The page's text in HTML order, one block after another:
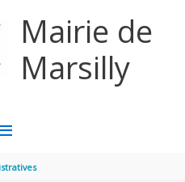
Mairie de
Marsilly